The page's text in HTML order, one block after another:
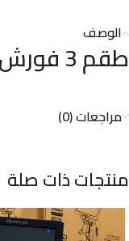
الوصف
طقم 3 فورش نحاس للتنظيف
مراجعات (0)
منتجات ذات صلة